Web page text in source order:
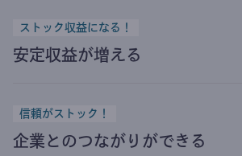
ストック収益になる！
安定収益が増える
信頼がストック！
企業とのつながりができる